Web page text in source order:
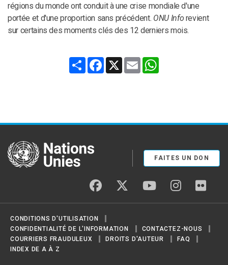
régions du monde ont conduit à une crise mondiale d'une
portée et d'une proportion sans précédent. ONU Info revient
sur certains des moments clés des 12 derniers mois.
Share Facebook
X Email
United Nations
FAITES UN DON
facebook twitter youtube instagram
CONDITIONS D'UTILISATION
CONFIDENTIALITÉ DE L'INFORMATION
CONTACTEZ-NOUS
COURRIERS FRAUDULEUX
DROITS D'AUTEUR
FAQ
INDEX DE A À Z